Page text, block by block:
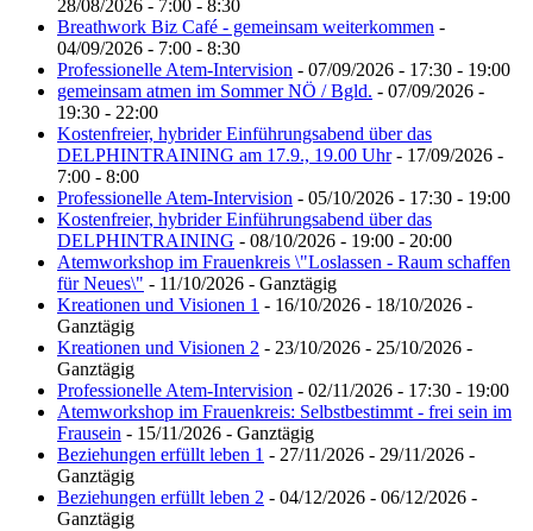
28/08/2026 - 7:00 - 8:30
Breathwork Biz Café - gemeinsam weiterkommen -
04/09/2026 - 7:00 - 8:30
Professionelle Atem-Intervision - 07/09/2026 - 17:30 - 19:00
gemeinsam atmen im Sommer NÖ / Bgld. - 07/09/2026 -
19:30 - 22:00
Kostenfreier, hybrider Einführungsabend über das
DELPHINTRAINING am 17.9., 19.00 Uhr- 17/09/2026 -
7:00 - 8:00
Professionelle Atem-Intervision - 05/10/2026 - 17:30 - 19:00
Kostenfreier, hybrider Einführungsabend über das
DELPHINTRAINING - 08/10/2026 - 19:00 - 20:00
Atemworkshop im Frauenkreis \"Loslassen - Raum schaffen
für Neues\" - 11/10/2026 - Ganztägig
Kreationen und Visionen 1 - 16/10/2026 - 18/10/2026 -
Ganztägig
Kreationen und Visionen 2 - 23/10/2026 - 25/10/2026 -
Ganztägig
Professionelle Atem-Intervision - 02/11/2026 - 17:30 - 19:00
Atemworkshop im Frauenkreis: Selbstbestimmt - frei sein im
Frausein - 15/11/2026 - Ganztägig
Beziehungen erfüllt leben 1 - 27/11/2026 - 29/11/2026 -
Ganztägig
Beziehungen erfüllt leben 2 - 04/12/2026 - 06/12/2026 -
Ganztägig